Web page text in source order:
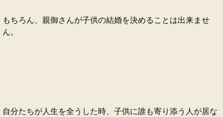
もちろん、親御さんが子供の結婚を決めることは出来ませ
ん。
自分たちが人生を全うした時、子供に誰も寄り添う人が居な